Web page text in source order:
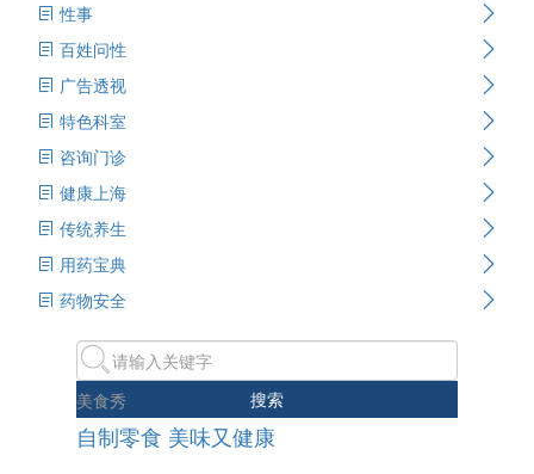
性事
百姓问性
广告透视
特色科室
咨询门诊
健康上海
传统养生
用药宝典
药物安全
搜索
美食秀
自制零食 美味又健康